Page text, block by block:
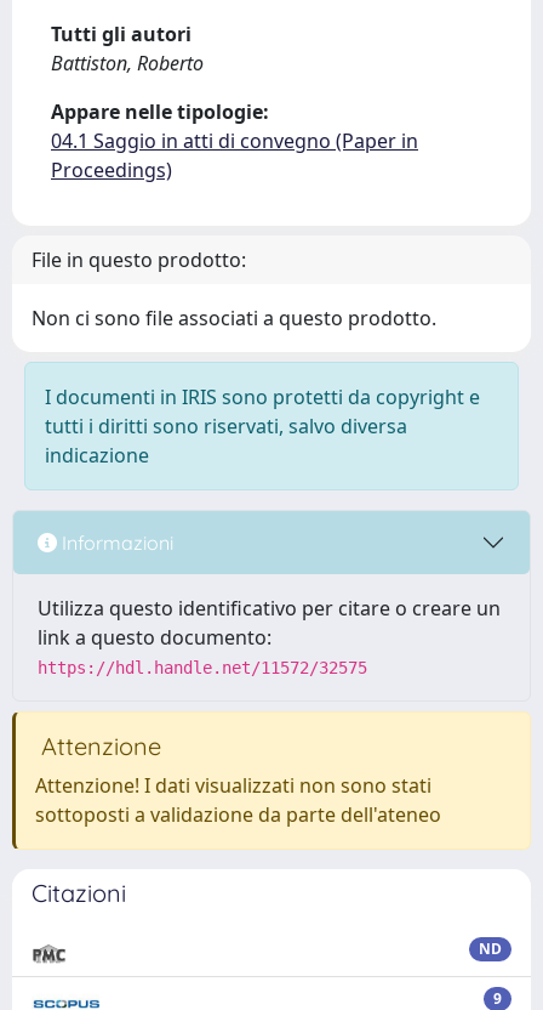
Tutti gli autori
Battiston, Roberto
Appare nelle tipologie:
04.1 Saggio in atti di convegno (Paper in
Proceedings)
File in questo prodotto:
Non ci sono file associati a questo prodotto.
I documenti in IRIS sono protetti da copyright e
tutti i diritti sono riservati, salvo diversa
indicazione
Informazioni
Utilizza questo identificativo per citare o creare un
link a questo documento:
https://hdl.handle.net/11572/32575
Attenzione
Attenzione! I dati visualizzati non sono stati
sottoposti a validazione da parte dell'ateneo
Citazioni
ND
9